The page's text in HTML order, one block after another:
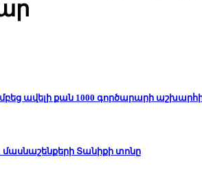
ավելի քան 1000 գործարարի
մասնաշենքերի Տանիքի տոնը